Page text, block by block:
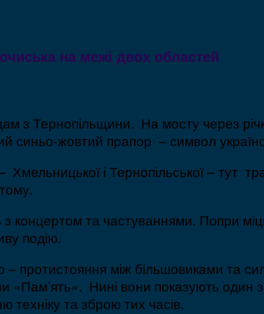
на межі двох областей
з Тернопільщини. На мосту через
синьо-жовтий прапор – символ
і Тернопільської – тут
з концертом та частуваннями. Попри
подію.
– протистояння між більшовиками та
Нині вони показують один з
техніку та зброю тих часів.